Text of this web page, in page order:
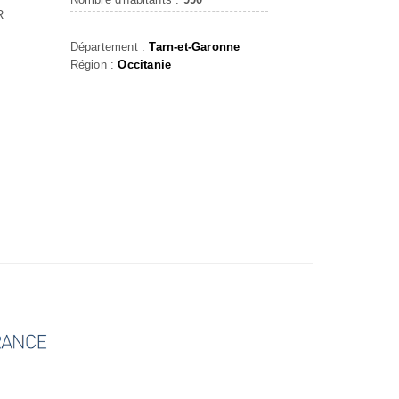
Département :Tarn-et-Garonne
Région :Occitanie